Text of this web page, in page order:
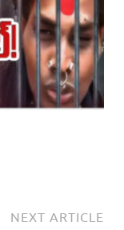
NEXT ARTICLE